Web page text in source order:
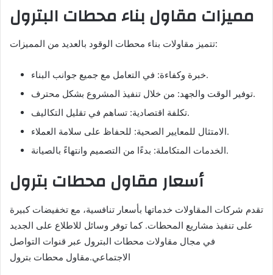
مميزات مقاول بناء محطات البترول
تتميز مقاولات بناء محطات الوقود بالعديد من المميزات:
خبرة وكفاءة: في التعامل مع جميع جوانب البناء.
توفير الوقت والجهد: من خلال تنفيذ المشروع بشكل محترف.
تكلفة اقتصادية: تساهم في تقليل التكاليف.
الامتثال للمعايير الصحية: للحفاظ على سلامة العملاء.
الخدمات المتكاملة: بدءًا من التصميم وانتهاءً بالصيانة.
أسعار مقاول محطات بترول
تقدم شركات المقاولات خدماتها بأسعار تنافسية، مع تخفيضات كبيرة
على تنفيذ مشاريع المحطات. كما توفر وسائل للاطلاع على الجديد
في مجال مقاولات محطات البترول عبر قنوات التواصل
الاجتماعي.مقاول محطات بترول